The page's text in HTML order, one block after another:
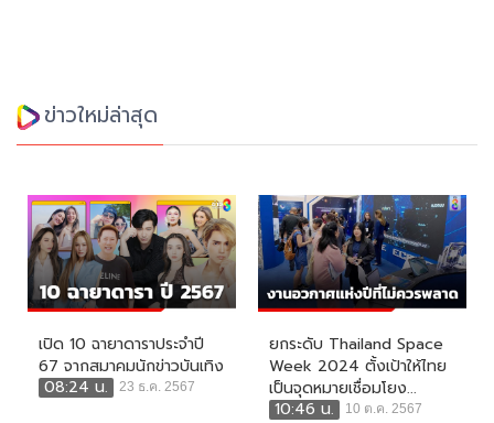
ข่าวใหม่ล่าสุด
เปิด 10 ฉายาดาราประจำปี
67 จากสมาคมนักข่าวบันเทิง
08:24 น.
23 ธ.ค. 2567
ยกระดับ Thailand Space
Week 2024 ตั้งเป้าให้ไทย
เป็นจุดหมายเชื่อมโยง...
10:46 น.
10 ต.ค. 2567